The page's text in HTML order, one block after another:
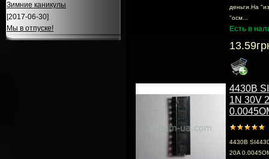
Зимние каникулы
[2017-06-30]
Мы в отпуске!
деньги.На
"осм...
Есть в
4430B
1N 30V
4430B
20A